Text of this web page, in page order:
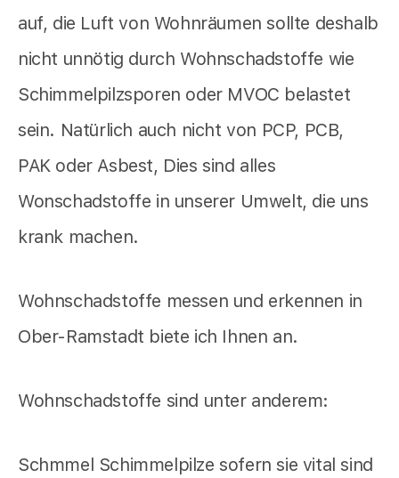
auf, die Luft von Wohnräumen sollte deshalb
nicht unnötig durch Wohnschadstoffe wie
Schimmelpilzsporen oder MVOC belastet
sein. Natürlich auch nicht von PCP, PCB,
PAK oder Asbest, Dies sind alles
Wonschadstoffe in unserer Umwelt, die uns
krank machen.
Wohnschadstoffe messen und erkennen in
Ober-Ramstadt biete ich Ihnen an.
Wohnschadstoffe sind unter anderem:
Schmmel Schimmelpilze sofern sie vital sind